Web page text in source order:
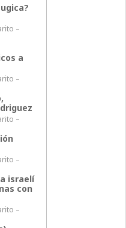
–
a
–
–
–
israelí
con
–